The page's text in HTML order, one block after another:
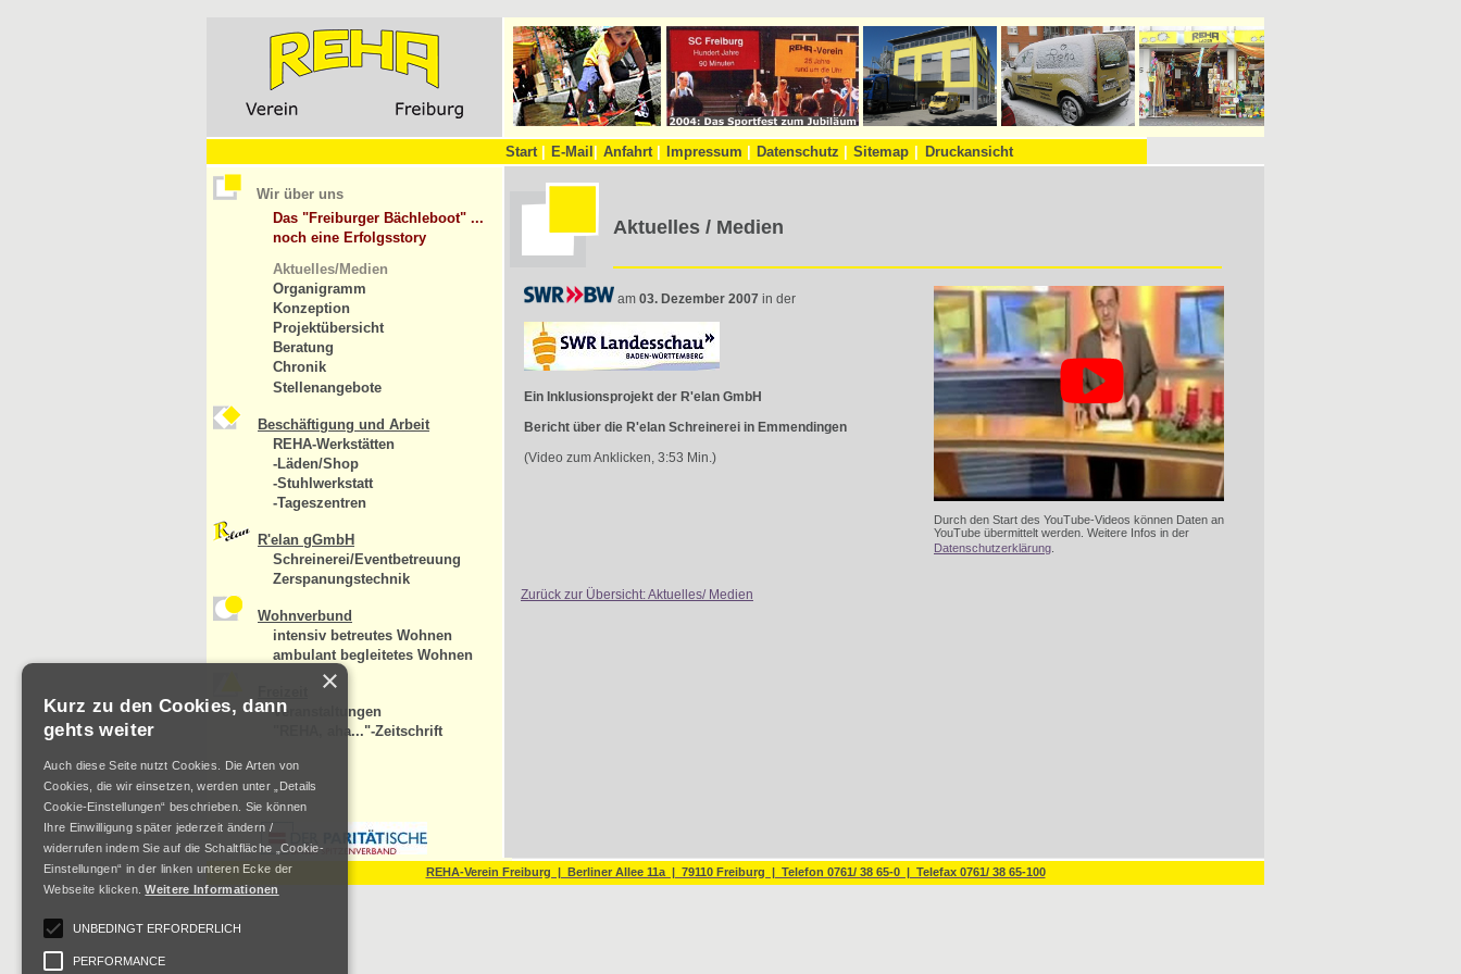
Start| E-Mail Anfahrt| Impressum Datenschutz Sitemap Druckansicht
Wir über uns
Das "Freiburger Bächleboot" ...
noch eine Erfolgsstory
Aktuelles/Medien
Organigramm
Konzeption
Projektübersicht
Beratung
Chronik
Stellenangebote
Beschäftigung und Arbeit
REHA-Werkstätten
-Läden/Shop
-Stuhlwerkstatt
-Tageszentren
R'elan gGmbH
Schreinerei/Eventbetreuung
Zerspanungstechnik
Wohnverbund
intensiv betreutes Wohnen
ambulant begleitetes Wohnen
Veranstaltungen
"REHA, aha..."-Zeitschrift
REHA-Verein Freiburg | Berliner Allee 11a | 79110 Freiburg | Telefon 0761/ 38 65-0 | Telefax 0761/ 38 65-100
Aktuelles / Medien
am 03. Dezember 2007 in der
Ein Inklusionsprojekt der R'elan GmbH
Bericht über die R'elan Schreinerei in Emmendingen
(Video zum Anklicken, 3:53 Min.)
Durch den Start des YouTube-Videos können Daten an
YouTube übermittelt werden. Weitere Infos in der
Datenschutzerklärung
Zurück zur Übersicht: Aktuelles/ Medien
×
Kurz zu den Cookies, dann
gehts weiter
Auch diese Seite nutzt Cookies. Die Arten von
Cookies, die wir einsetzen, werden unter „Details
Cookie-Einstellungen“ beschrieben. Sie können
Ihre Einwilligung später jederzeit ändern /
widerrufen indem Sie auf die Schaltfläche „Cookie-
Einstellungen“ in der linken unteren Ecke der
Webseite klicken.Weitere Informationen
UNBEDINGT ERFORDERLICH
PERFORMANCE